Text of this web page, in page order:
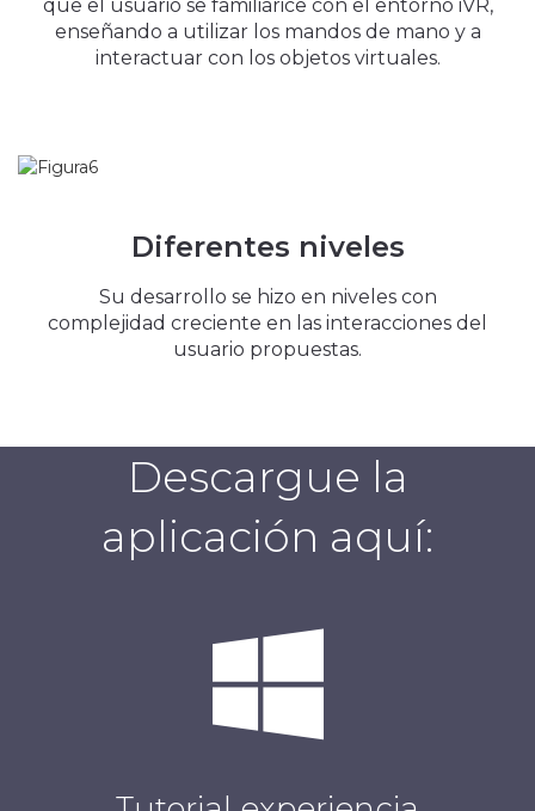
que el usuario se familiarice con el entorno iVR,
enseñando a utilizar los mandos de mano y a
interactuar con los objetos virtuales.
Diferentes niveles
Su desarrollo se hizo en niveles con
complejidad creciente en las interacciones del
usuario propuestas.
Descargue la
aplicación aquí: